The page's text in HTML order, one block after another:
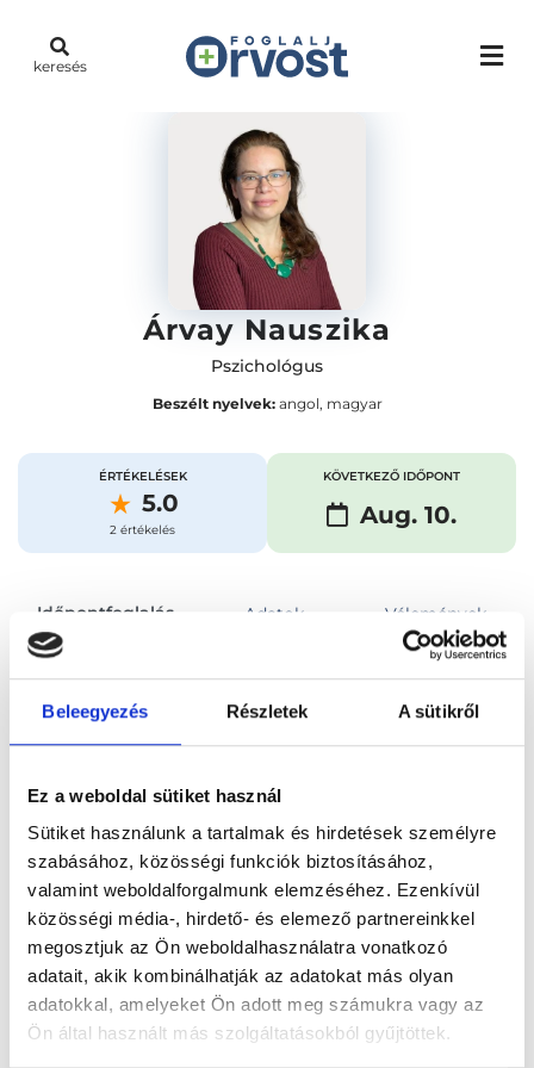
Beleegyezés Részletek A sütikről
Ez a weboldal sütiket használ
Sütiket használunk a tartalmak és hirdetések személyre
szabásához, közösségi funkciók biztosításához,
valamint weboldalforgalmunk elemzéséhez. Ezenkívül
közösségi média-, hirdető- és elemező partnereinkkel
megosztjuk az Ön weboldalhasználatra vonatkozó
adatait, akik kombinálhatják az adatokat más olyan
adatokkal, amelyeket Ön adott meg számukra vagy az
Ön által használt más szolgáltatásokból gyűjtöttek.
keresés
Árvay Nauszika
Pszichológus
Beszélt nyelvek:angol, magyar
ÉRTÉKELÉSEK
5.0
2 értékelés
KÖVETKEZŐ IDŐPONT
Aug. 10.
Időpontfoglalás Adatok Vélemények
Foglalj időpontot
Főoldal Orvosok Pszichológus
Pszichológus, Budapest, II. kerület Árvay Nauszika